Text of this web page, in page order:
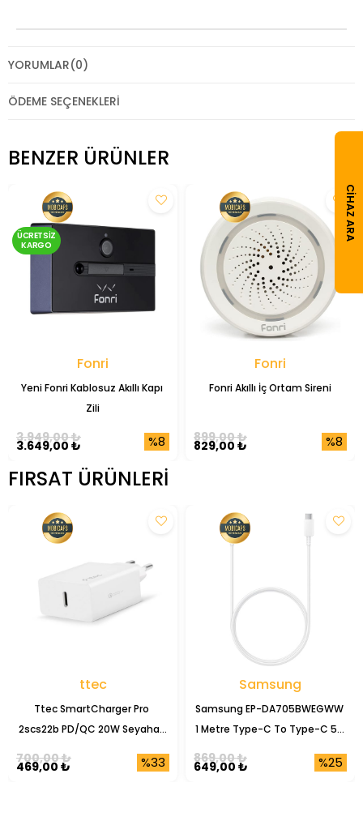
YORUMLAR(0)
ÖDEME SEÇENEKLERI
BENZER ÜRÜNLER
Fonri
Yeni Fonri Kablosuz Akıllı Kapı
Zili
ÜCRETSIZ
KARGO
%8
3.649,00 ₺
3.949,00 ₺
Fonri
Fonri Akıllı İç Ortam Sireni
%8
829,00 ₺
899,00 ₺
FIRSAT ÜRÜNLERI
ttec
Ttec SmartCharger Pro
2scs22b PD/QC 20W Seyahat
%33
469,00 ₺
700,00 ₺
Samsung
Samsung EP-DA705BWEGWW
1 Metre Type-C To Type-C 5A
%25
649,00 ₺
869,00 ₺
CIHAZ ARA